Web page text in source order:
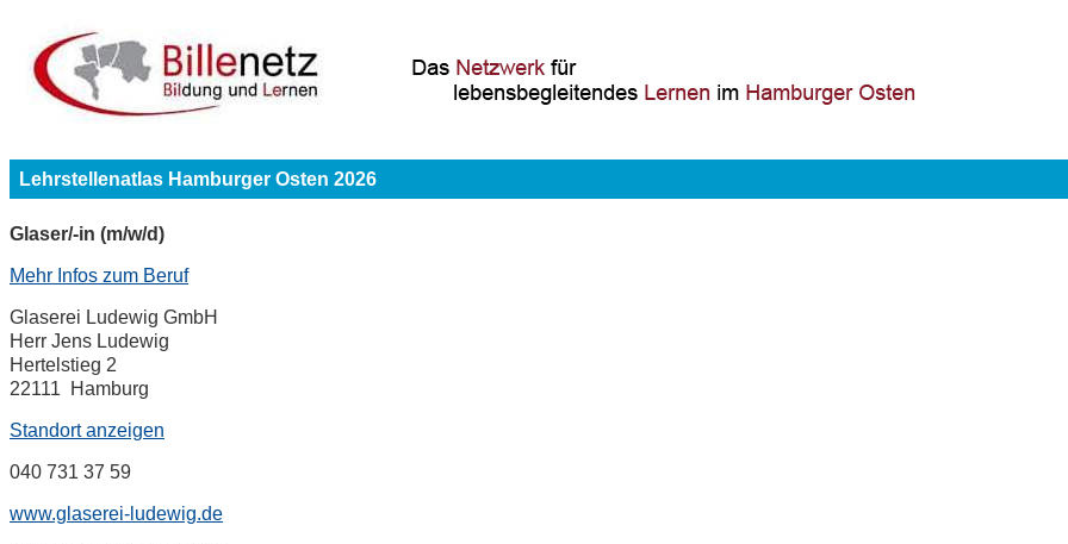
Lehrstellenatlas Hamburger Osten 2026
Glaser/-in (m/w/d)
Mehr Infos zum Beruf
Glaserei Ludewig GmbH
Herr Jens Ludewig
Hertelstieg 2
22111 Hamburg
Standort anzeigen
040 731 37 59
www.glaserei-ludewig.de